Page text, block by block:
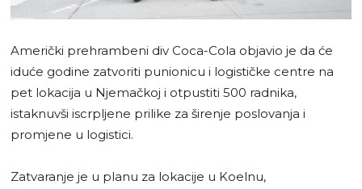
Američki prehrambeni div Coca-Cola objavio je da će
iduće godine zatvoriti punionicu i logističke centre na
pet lokacija u Njemačkoj i otpustiti 500 radnika,
istaknuvši iscrpljene prilike za širenje poslovanja i
promjene u logistici.
Zatvaranje je u planu za lokacije u Koelnu,